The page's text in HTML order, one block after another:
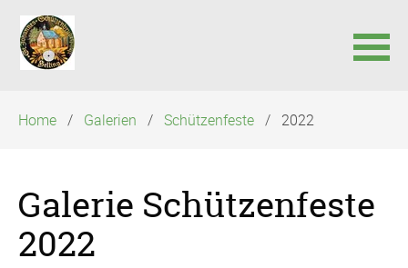
überspringen
Home Galerien Schützenfeste 2022
Galerie Schützenfeste
2022